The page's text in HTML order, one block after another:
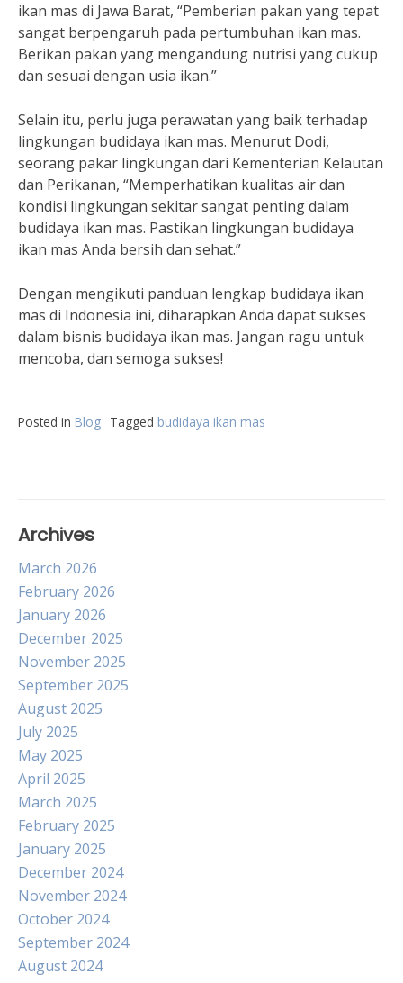
ikan mas di Jawa Barat, “Pemberian pakan yang tepat
sangat berpengaruh pada pertumbuhan ikan mas.
Berikan pakan yang mengandung nutrisi yang cukup
dan sesuai dengan usia ikan.”
Selain itu, perlu juga perawatan yang baik terhadap
lingkungan budidaya ikan mas. Menurut Dodi,
seorang pakar lingkungan dari Kementerian Kelautan
dan Perikanan, “Memperhatikan kualitas air dan
kondisi lingkungan sekitar sangat penting dalam
budidaya ikan mas. Pastikan lingkungan budidaya
ikan mas Anda bersih dan sehat.”
Dengan mengikuti panduan lengkap budidaya ikan
mas di Indonesia ini, diharapkan Anda dapat sukses
dalam bisnis budidaya ikan mas. Jangan ragu untuk
mencoba, dan semoga sukses!
Posted in Blog Tagged budidaya ikan mas
Archives
March 2026
February 2026
January 2026
December 2025
November 2025
September 2025
August 2025
July 2025
May 2025
April 2025
March 2025
February 2025
January 2025
December 2024
November 2024
October 2024
September 2024
August 2024